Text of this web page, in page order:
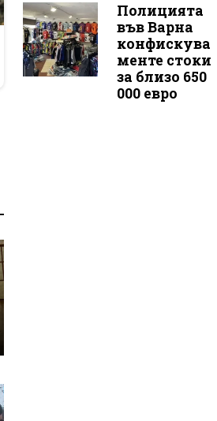
Полицията
във Варна
конфискува
менте стоки
за близо 650
000 евро